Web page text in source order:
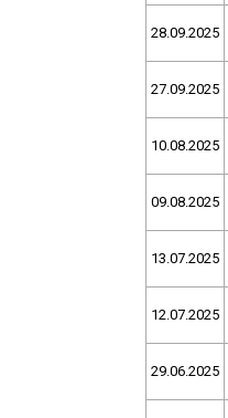
28.09.2025
27.09.2025
10.08.2025
09.08.2025
13.07.2025
12.07.2025
29.06.2025